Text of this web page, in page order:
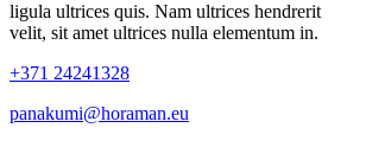
ligula ultrices quis. Nam ultrices hendrerit
velit, sit amet ultrices nulla elementum in.
+371 24241328
panakumi@horaman.eu